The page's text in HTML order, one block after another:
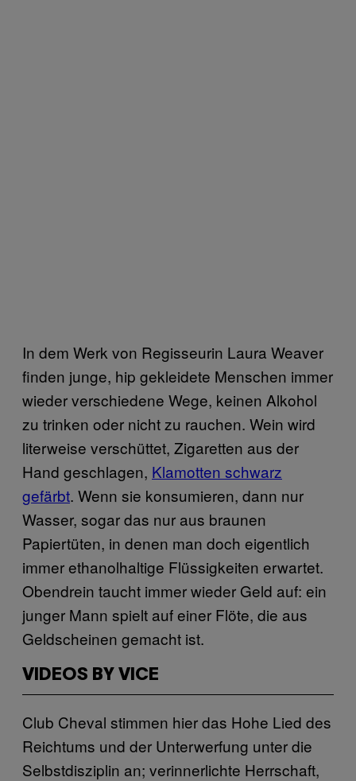
In dem Werk von Regisseurin Laura Weaver
finden junge, hip gekleidete Menschen immer
wieder verschiedene Wege, keinen Alkohol
zu trinken oder nicht zu rauchen. Wein wird
literweise verschüttet, Zigaretten aus der
Hand geschlagen, Klamotten schwarz
gefärbt. Wenn sie konsumieren, dann nur
Wasser, sogar das nur aus braunen
Papiertüten, in denen man doch eigentlich
immer ethanolhaltige Flüssigkeiten erwartet.
Obendrein taucht immer wieder Geld auf: ein
junger Mann spielt auf einer Flöte, die aus
Geldscheinen gemacht ist.
VIDEOS BY VICE
Club Cheval stimmen hier das Hohe Lied des
Reichtums und der Unterwerfung unter die
Selbstdisziplin an; verinnerlichte Herrschaft,